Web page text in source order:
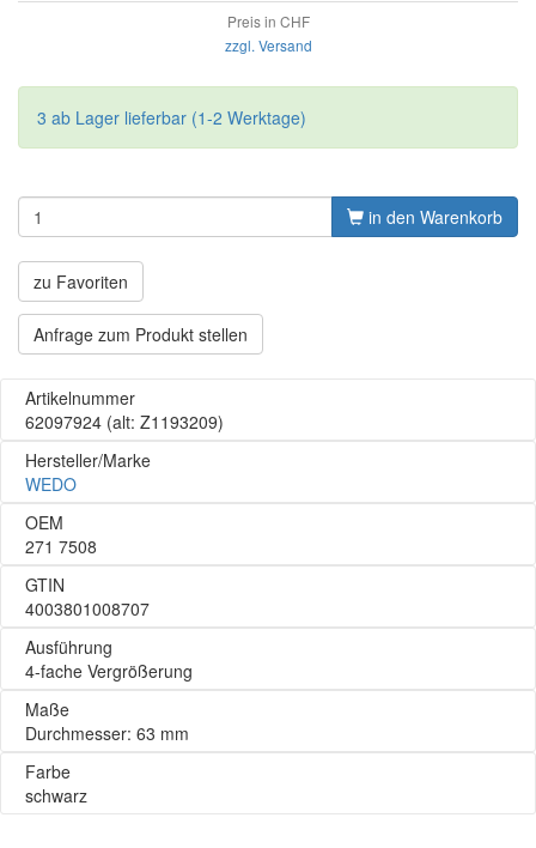
Preis in CHF
zzgl. Versand
3 ab Lager lieferbar (1-2 Werktage)
in den Warenkorb
zu Favoriten
Anfrage zum Produkt stellen
Artikelnummer
62097924 (alt: Z1193209)
Hersteller/Marke
WEDO
OEM
271 7508
GTIN
4003801008707
Ausführung
4-fache Vergrößerung
Maße
Durchmesser: 63 mm
Farbe
schwarz